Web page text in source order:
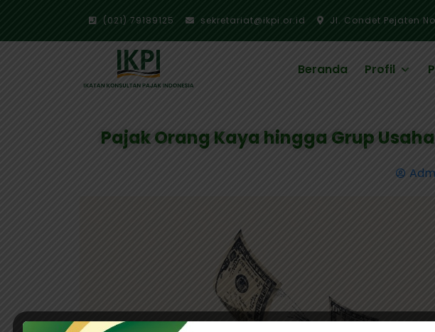
(021) 79189125 sekretariat@ikpi.or.id Jl. Condet Pejaten
Beranda Profil
Pajak Orang Kaya hingga Grup